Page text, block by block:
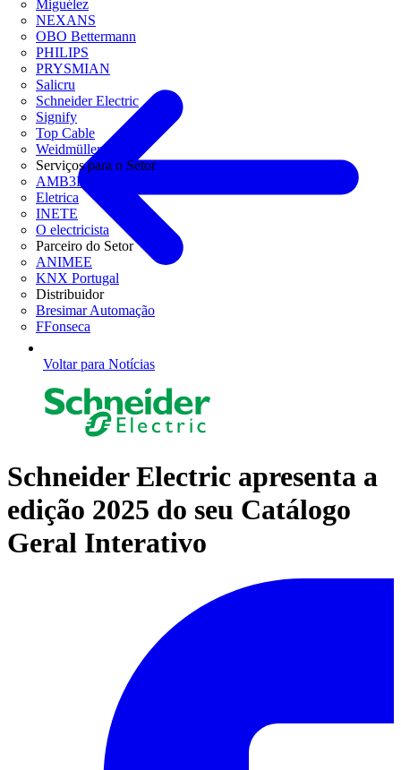
Miguélez
NEXANS
OBO Bettermann
PHILIPS
PRYSMIAN
Salicru
Schneider Electric
Signify
Top Cable
Weidmüller
Serviços para o Setor
AMB3E
Eletrica
INETE
O electricista
Parceiro do Setor
ANIMEE
KNX Portugal
Distribuidor
Bresimar Automação
FFonseca
Voltar para Notícias
Schneider Electric apresenta a
edição 2025 do seu Catálogo
Geral Interativo